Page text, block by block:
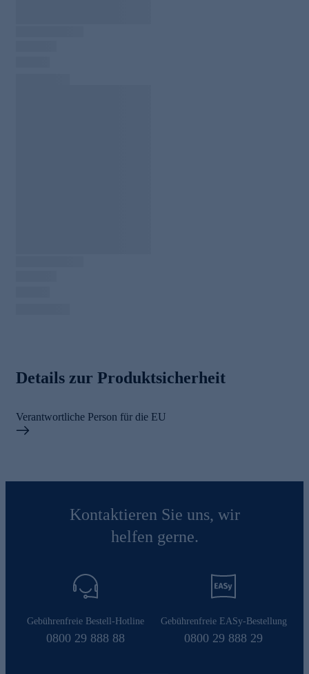
Details zur Produktsicherheit
Verantwortliche Person für die EU
Kontaktieren Sie uns, wir
helfen gerne.
Gebührenfreie Bestell-Hotline
0800 29 888 88
Gebührenfreie EASy-Bestellung
0800 29 888 29